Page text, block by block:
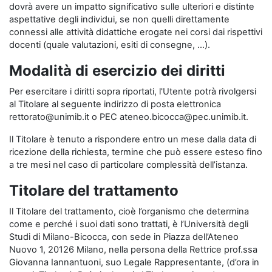
dovrà avere un impatto significativo sulle ulteriori e distinte
aspettative degli individui, se non quelli direttamente
connessi alle attività didattiche erogate nei corsi dai rispettivi
docenti (quale valutazioni, esiti di consegne, …).
Modalità di esercizio dei diritti
Per esercitare i diritti sopra riportati, l'Utente potrà rivolgersi
al Titolare al seguente indirizzo di posta elettronica
rettorato@unimib.it o PEC ateneo.bicocca@pec.unimib.it.
Il Titolare è tenuto a rispondere entro un mese dalla data di
ricezione della richiesta, termine che può essere esteso fino
a tre mesi nel caso di particolare complessità dell’istanza.
Titolare del trattamento
Il Titolare del trattamento, cioè l’organismo che determina
come e perché i suoi dati sono trattati, è l’Università degli
Studi di Milano-Bicocca, con sede in Piazza dell’Ateneo
Nuovo 1, 20126 Milano, nella persona della Rettrice prof.ssa
Giovanna Iannantuoni, suo Legale Rappresentante, (d’ora in